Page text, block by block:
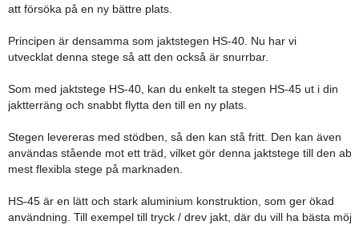
att försöka på en ny bättre plats.
Principen är densamma som jaktstegen HS-40. Nu har vi
utvecklat denna stege så att den också är snurrbar.
Som med jaktstege HS-40, kan du enkelt ta stegen HS-45 ut i din
jaktterräng och snabbt flytta den till en ny plats.
Stegen levereras med stödben, så den kan stå fritt. Den kan även
användas stående mot ett träd, vilket gör denna jaktstege till den
mest flexibla stege på marknaden.
HS-45 är en lätt och stark aluminium konstruktion, som ger ökad
användning. Till exempel till tryck / drev jakt, där du vill ha bästa